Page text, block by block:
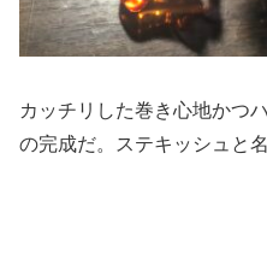
カッチリした巻き心地かつ
の完成だ。ステキッシュと